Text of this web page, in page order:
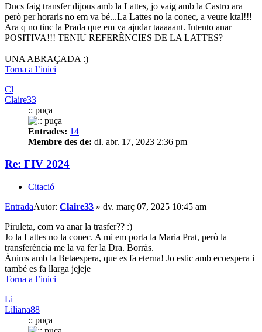
Dncs faig transfer dijous amb la Lattes, jo vaig amb la Castro ara
però per horaris no em va bé...La Lattes no la conec, a veure ktal!!!
Ara q no tinc la Prada que em va ajudar taaaaant. Intento anar
POSITIVA!!! TENIU REFERÈNCIES DE LA LATTES?
UNA ABRAÇADA :)
Torna a l’inici
Cl
Claire33
:: puça
Entrades: 14
Membre des de: dl. abr. 17, 2023 2:36 pm
Re: FIV 2024
Citació
EntradaAutor: Claire33 » dv. març 07, 2025 10:45 am
Piruleta, com va anar la trasfer?? :)
Jo la Lattes no la conec. A mi em porta la Maria Prat, però la
transferència me la va fer la Dra. Borràs.
Ànims amb la Betaespera, que es fa eterna! Jo estic amb ecoespera i
també es fa llarga jejeje
Torna a l’inici
Li
Liliana88
:: puça